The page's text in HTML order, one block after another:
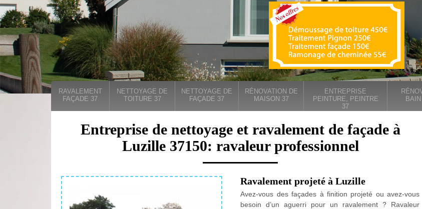
RAVALEMENT
FAÇADE 37
NETTOYAGE DE
TOITURE 37
NETTOYAGE DE
FAÇADE 37
RÉNOVATION DE
MAISON 37
ENTREPRISE
PEINTURE, PEINTRE
37
Entreprise de nettoyage et ravalement de façade à
Luzille 37150: ravaleur professionnel
Ravalement projeté à Luzille
Avez-vous des façades à finition projeté ou avez-vous
besoin d’un aguerri pour un ravalement ? Ravaleur